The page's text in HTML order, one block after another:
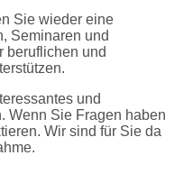
Sie wieder eine
Seminaren und
beruflichen und
und
Wenn Sie Fragen haben
Wir sind für Sie da